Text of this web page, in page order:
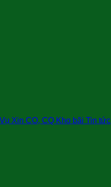
Xin CO, CQ Kho bãi Tin tức